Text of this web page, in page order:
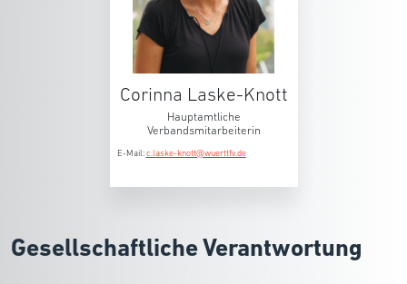
Corinna Laske-Knott
Hauptamtliche
Verbandsmitarbeiterin
E-Mail:c.laske-knott@wuerttfv.de
Gesellschaftliche Verantwortung